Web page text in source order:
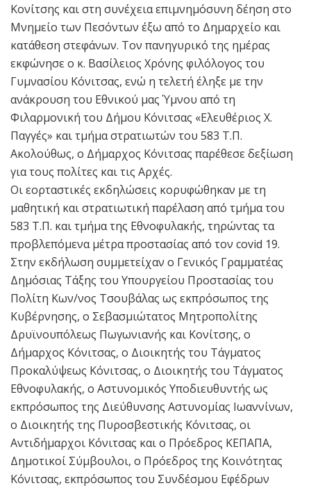
Κονίτσης και στη συνέχεια επιμνημόσυνη δέηση στο
Μνημείο των Πεσόντων έξω από το Δημαρχείο και
κατάθεση στεφάνων. Τον πανηγυρικό της ημέρας
εκφώνησε ο κ. Βασίλειος Χρόνης φιλόλογος του
Γυμνασίου Κόνιτσας, ενώ η τελετή έληξε με την
ανάκρουση του Εθνικού μας Ύμνου από τη
Φιλαρμονική του Δήμου Κόνιτσας «Ελευθέριος Χ.
Παγγές» και τμήμα στρατιωτών του 583 Τ.Π.
Ακολούθως, ο Δήμαρχος Κόνιτσας παρέθεσε δεξίωση
για τους πολίτες και τις Αρχές.
Οι εορταστικές εκδηλώσεις κορυφώθηκαν με τη
μαθητική και στρατιωτική παρέλαση από τμήμα του
583 Τ.Π. και τμήμα της Εθνοφυλακής, τηρώντας τα
προβλεπόμενα μέτρα προστασίας από τον covid 19.
Στην εκδήλωση συμμετείχαν ο Γενικός Γραμματέας
Δημόσιας Τάξης του Υπουργείου Προστασίας του
Πολίτη Κων/νος Τσουβάλας ως εκπρόσωπος της
Κυβέρνησης, ο Σεβασμιώτατος Μητροπολίτης
Δρυϊνουπόλεως Πωγωνιανής και Κονίτσης, ο
Δήμαρχος Κόνιτσας, ο Διοικητής του Τάγματος
Προκαλύψεως Κόνιτσας, ο Διοικητής του Τάγματος
Εθνοφυλακής, ο Αστυνομικός Υποδιευθυντής ως
εκπρόσωπος της Διεύθυνσης Αστυνομίας Ιωαννίνων,
ο Διοικητής της Πυροσβεστικής Κόνιτσας, οι
Αντιδήμαρχοι Κόνιτσας και ο Πρόεδρος ΚΕΠΑΠΑ,
Δημοτικοί Σύμβουλοι, ο Πρόεδρος της Κοινότητας
Κόνιτσας, εκπρόσωπος του Συνδέσμου Εφέδρων